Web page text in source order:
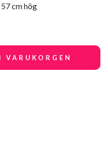
cm hög
VARUKORGEN